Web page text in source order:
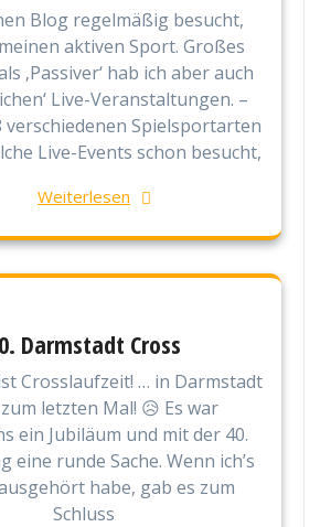
Blog regelmäßig besucht,
aktiven Sport. Großes
‚Passiver‘ hab ich aber auch
Live-Veranstaltungen. –
verschiedenen Spielsportarten
Live-Events schon besucht,
Weiterlesen
Darmstadt Cross
Crosslaufzeit! … in Darmstadt
letzten Mal! 😥 Es war
ein Jubiläum und mit der 40.
eine runde Sache. Wenn ich’s
habe, gab es zum
Schluss